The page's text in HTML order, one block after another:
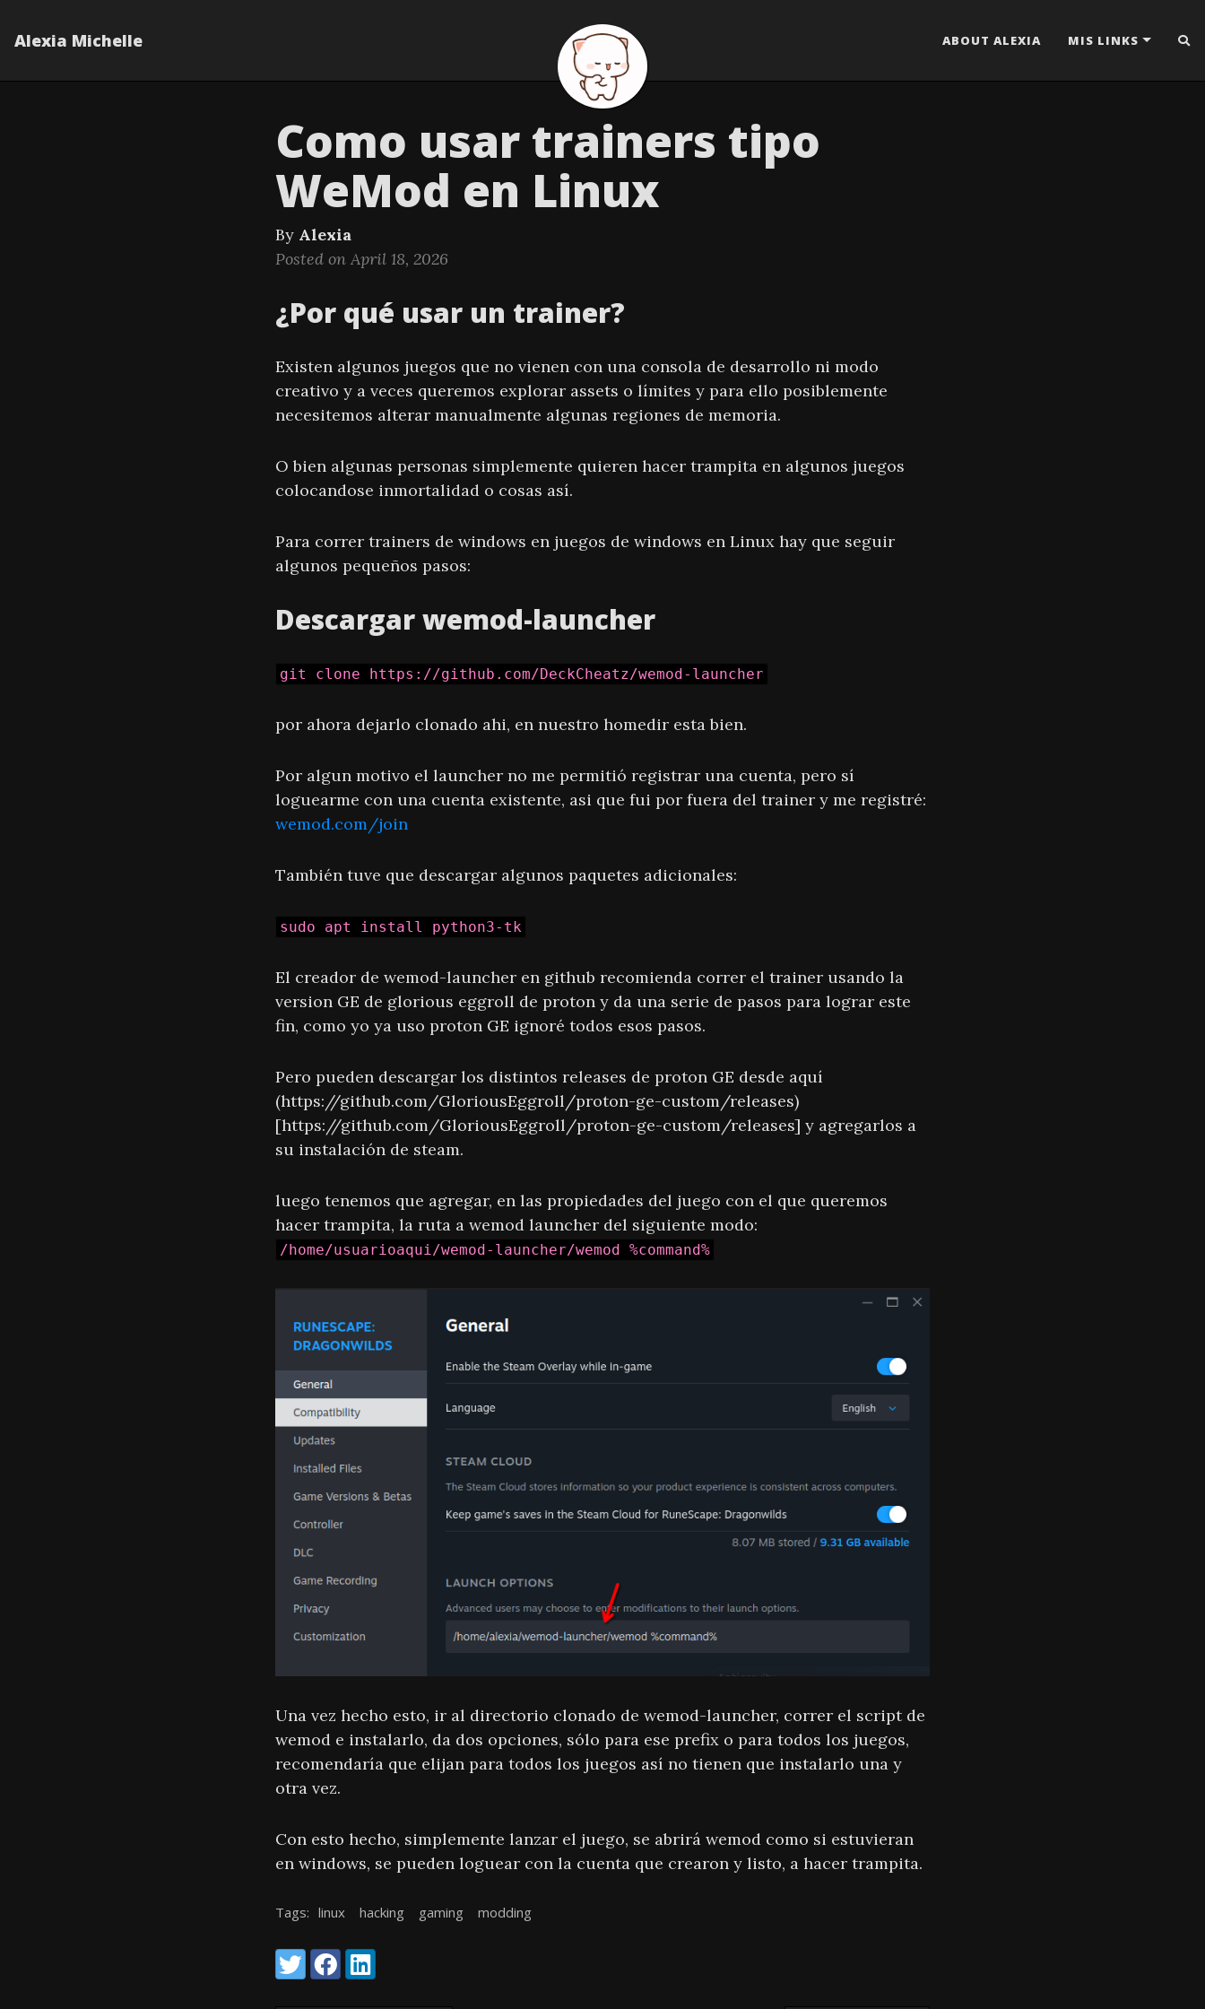
Alexia Michelle ABOUT ALEXIA MIS LINKS
Como usar trainers tipo
WeMod en Linux
By Alexia
Posted on April 18, 2026
¿Por qué usar un trainer?
Existen algunos juegos que no vienen con una consola de desarrollo ni modo
creativo y a veces queremos explorar assets o límites y para ello posiblemente
necesitemos alterar manualmente algunas regiones de memoria.
O bien algunas personas simplemente quieren hacer trampita en algunos juegos
colocandose inmortalidad o cosas así.
Para correr trainers de windows en juegos de windows en Linux hay que seguir
algunos pequeños pasos:
Descargar wemod-launcher
git clone https://github.com/DeckCheatz/wemod-launcher
por ahora dejarlo clonado ahi, en nuestro homedir esta bien.
Por algun motivo el launcher no me permitió registrar una cuenta, pero sí
loguearme con una cuenta existente, asi que fui por fuera del trainer y me registré:
wemod.com/join
También tuve que descargar algunos paquetes adicionales:
sudo apt install python3-tk
El creador de wemod-launcher en github recomienda correr el trainer usando la
version GE de glorious eggroll de proton y da una serie de pasos para lograr este
fin, como yo ya uso proton GE ignoré todos esos pasos.
Pero pueden descargar los distintos releases de proton GE desde aquí
(https://github.com/GloriousEggroll/proton-ge-custom/releases)
[https://github.com/GloriousEggroll/proton-ge-custom/releases] y agregarlos a
su instalación de steam.
luego tenemos que agregar, en las propiedades del juego con el que queremos
hacer trampita, la ruta a wemod launcher del siguiente modo:
/home/usuarioaqui/wemod-launcher/wemod %command%
Una vez hecho esto, ir al directorio clonado de wemod-launcher, correr el script de
wemod e instalarlo, da dos opciones, sólo para ese prefix o para todos los juegos,
recomendaría que elijan para todos los juegos así no tienen que instalarlo una y
otra vez.
Con esto hecho, simplemente lanzar el juego, se abrirá wemod como si estuvieran
en windows, se pueden loguear con la cuenta que crearon y listo, a hacer trampita.
Tags: linux hacking gaming modding
Share:
TwitterFacebookLinkedIn